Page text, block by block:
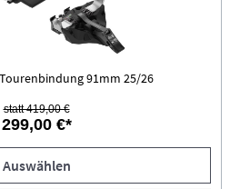
Tourenbindung 91mm 25/26
statt 419,00 €
299,00 €*
Auswählen